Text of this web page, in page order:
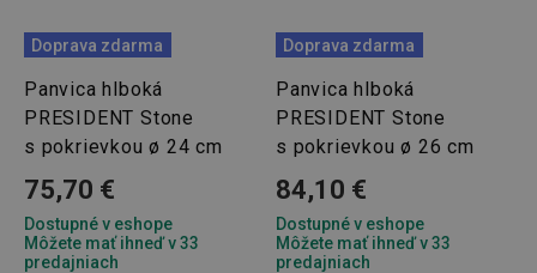
Doprava zdarma
Panvica hlboká
PRESIDENT Stone
s pokrievkou ø 24 cm
75,70 €
Dostupné v eshope
Môžete mať ihneď v 33
predajniach
Doprava zdarma
Panvica hlboká
PRESIDENT Stone
s pokrievkou ø 26 cm
84,10 €
Dostupné v eshope
Môžete mať ihneď v 33
predajniach
cjConsent .tescoma.sk
.tescoma.cz